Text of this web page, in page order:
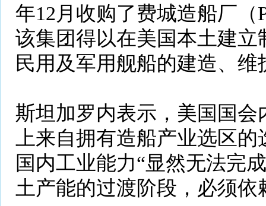
年12月收购了费城造船厂（
该集团得以在美国本土建
民用及军用舰船的建造、
斯坦加罗内表示，美国国
上来自拥有造船产业选区
国内工业能力“显然无法完
土产能的过渡阶段，必须